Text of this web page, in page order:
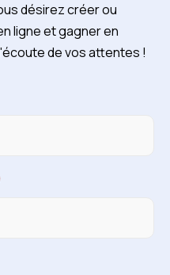
désirez créer ou
ligne et gagner en
de vos attentes !